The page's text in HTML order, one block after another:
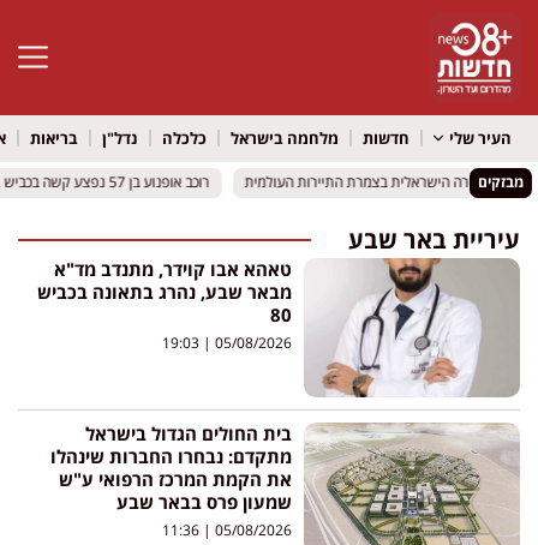
פתח
העיר שלי חדשות מלחמה בישראל כלכלה נדל"ן בריאות
מבזקיםהבירה הישראלית בצמרת התיירות העולמית
הבירה הישראלית בצמרת התיירות העולמית רוכב אופנוע בן 57 נפצע קשה בכביש 412 סמוך לאור יהודה
רוכב אופנוע בן 57 נפצע קשה בכביש 412 סמוך לאור יהודה
עיריית באר שבע
טאהא אבו קוידר, מתנדב מד"א
מבאר שבע, נהרג בתאונה בכביש
80
05/08/2026
בית החולים הגדול בישראל
מתקדם: נבחרו החברות שינהלו
את הקמת המרכז הרפואי ע"ש
שמעון פרס בבאר שבע
05/08/2026